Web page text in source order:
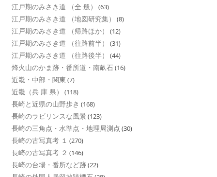
江戸期のみさき道 （全 般） (63)
江戸期のみさき道 （地図研究集） (8)
江戸期のみさき道 （帰路ほか） (12)
江戸期のみさき道 （往路前半） (31)
江戸期のみさき道 （往路後半） (44)
烽火山のかま跡・番所道・南畝石(16)
近畿・中部・関東 (7)
近畿（兵 庫 県） (118)
長崎と近県の山野歩き (168)
長崎のラビリンスな風景 (123)
長崎の三角点・水準点・地理局測点 (30)
長崎の古写真考 １ (270)
長崎の古写真考 ２ (146)
長崎の台場・番所など跡(22)